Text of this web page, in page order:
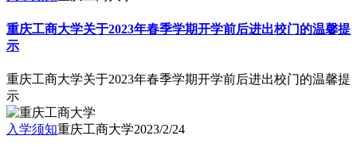
重庆工商大学关于2023年春季学期开学前后进出校门的温馨提
示
重庆工商大学关于2023年春季学期开学前后进出校门的温馨提
示
入学须知重庆工商大学2023/2/24